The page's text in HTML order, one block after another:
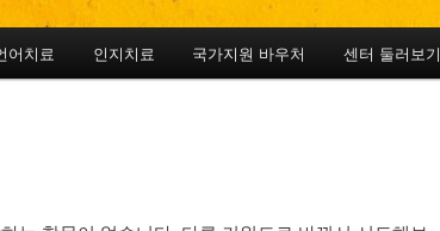
어치료 인지치료 국가지원 바우처 센터 둘러보기